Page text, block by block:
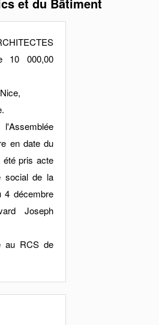
10 000,00
en date du
pris acte
social de la
4 décembre
Joseph
au RCS de